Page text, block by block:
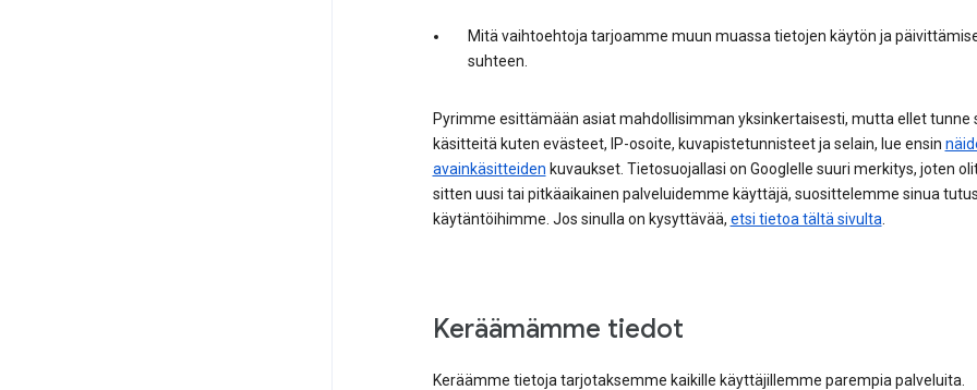
Mitä vaihtoehtoja tarjoamme muun muassa tietojen käytön ja
suhteen.
Pyrimme esittämään asiat mahdollisimman yksinkertaisesti, mutta ellet tunne
käsitteitä kuten evästeet, IP-osoite, kuvapistetunnisteet ja selain, lue ensin
avainkäsitteiden kuvaukset. Tietosuojallasi on Googlelle suuri merkitys, joten
sitten uusi tai pitkäaikainen palveluidemme käyttäjä, suosittelemme sinua
käytäntöihimme. Jos sinulla on kysyttävää, etsi tietoa tältä sivulta.
Keräämämme tiedot
Keräämme tietoja tarjotaksemme kaikille käyttäjillemme parempia palveluita.